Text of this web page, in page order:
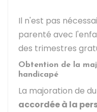
Il n'est pas
parenté avec
des trimestres
Obtention de la
handicapé
La majoration de
accordée à la